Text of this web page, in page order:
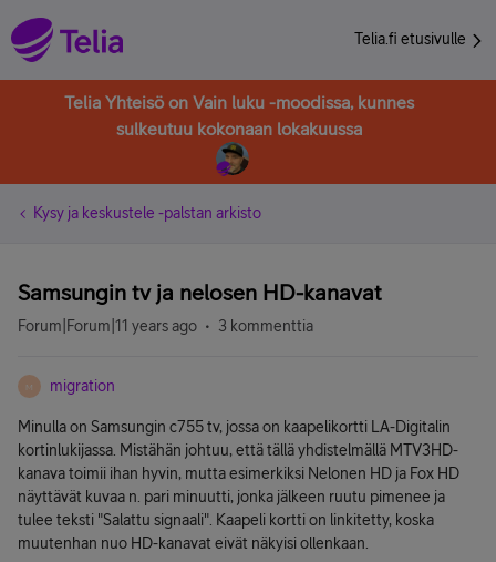
Telia.fi etusivulle
Telia Yhteisö on Vain luku -moodissa, kunnes
sulkeutuu kokonaan lokakuussa
Kysy ja keskustele -palstan arkisto
Samsungin tv ja nelosen HD-kanavat
Forum|Forum|11 years ago 3 kommenttia
M migration
Minulla on Samsungin c755 tv, jossa on kaapelikortti LA-Digitalin
kortinlukijassa. Mistähän johtuu, että tällä yhdistelmällä MTV3HD-
kanava toimii ihan hyvin, mutta esimerkiksi Nelonen HD ja Fox HD
näyttävät kuvaa n. pari minuutti, jonka jälkeen ruutu pimenee ja
tulee teksti "Salattu signaali". Kaapeli kortti on linkitetty, koska
muutenhan nuo HD-kanavat eivät näkyisi ollenkaan.